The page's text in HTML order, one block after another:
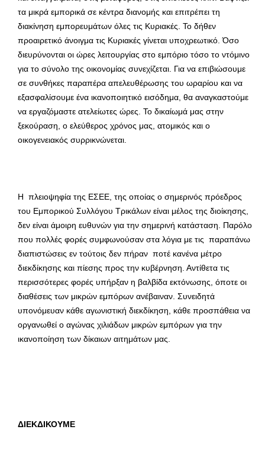
τα μικρά εμπορικά σε κέντρα διανομής και επιτρέπει τη
διακίνηση εμπορευμάτων όλες τις Κυριακές. Το δήθεν
προαιρετικό άνοιγμα τις Κυριακές γίνεται υποχρεωτικό. Όσο
διευρύνονται οι ώρες λειτουργίας στο εμπόριο τόσο το ντόμινο
για το σύνολο της οικονομίας συνεχίζεται. Για να επιβιώσουμε
σε συνθήκες παραπέρα απελευθέρωσης του ωραρίου και να
εξασφαλίσουμε ένα ικανοποιητικό εισόδημα, θα αναγκαστούμε
να εργαζόμαστε ατελείωτες ώρες. Το δικαίωμά μας στην
ξεκούραση, ο ελεύθερος χρόνος μας, ατομικός και ο
οικογενειακός συρρικνώνεται.
Η πλειοψηφία της ΕΣΕΕ, της οποίας ο σημερινός πρόεδρος
του Εμπορικού Συλλόγου Τρικάλων είναι μέλος της διοίκησης,
δεν είναι άμοιρη ευθυνών για την σημερινή κατάσταση. Παρόλο
που πολλές φορές συμφωνούσαν στα λόγια με τις παραπάνω
διαπιστώσεις εν τούτοις δεν πήραν ποτέ κανένα μέτρο
διεκδίκησης και πίεσης προς την κυβέρνηση. Αντίθετα τις
περισσότερες φορές υπήρξαν η βαλβίδα εκτόνωσης, όποτε οι
διαθέσεις των μικρών εμπόρων ανέβαιναν. Συνειδητά
υπονόμευαν κάθε αγωνιστική διεκδίκηση, κάθε προσπάθεια να
οργανωθεί ο αγώνας χιλιάδων μικρών εμπόρων για την
ικανοποίηση των δίκαιων αιτημάτων μας.
ΔΙΕΚΔΙΚΟΥΜΕ